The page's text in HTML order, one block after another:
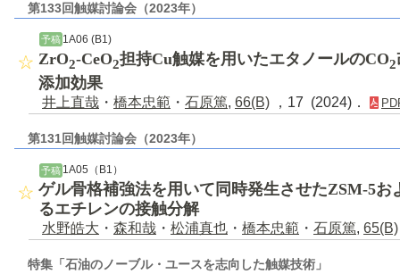
第133回触媒討論会（2023年）
予稿 1A06 (B1)
ZrO2-CeO2担持Cu触媒を用いたエタノールのCO2
添加効果
井上直哉 ・ 橋本忠範 ・ 石原篤, 66(B) ，17 (2024)．
第131回触媒討論会（2023年）
予稿 1A05（B1）
ゲル骨格補強法を用いて同時発生させたZSM-5お
るエチレンの接触分解
水野皓大 ・ 森和哉 ・ 松浦真也 ・ 橋本忠範 ・ 石原篤, 65(B)
特集「石油のノーブル・ユースを志向した触媒技術」